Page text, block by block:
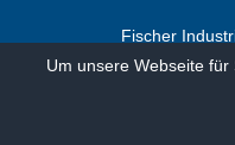
Fischer
Um unsere Webseite